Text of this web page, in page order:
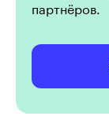
партнёров.